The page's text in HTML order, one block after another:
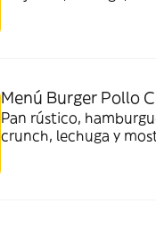
Menú Burger Pollo
Pan rústico,
crunch, lechuga y